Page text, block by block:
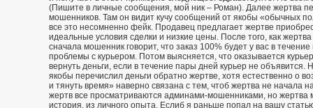
(Пишите в личные сообщения, мой ник – Роман). Далее жертва
мошенников. Там он видит кучу сообщений от якобы «обычных
все это несомненно фейк. Продавец предлагает жертве
идеальные условия сделки и низкие цены. После того, как
сначала мошенник говорит, что заказ 100% будет у вас в
проблемы с курьером. Потом выясняется, что оказывается
вернуть деньги, если в течение пары дней курьер не
якобы перечислил деньги обратно жертве, хотя естественно о
и тянуть время» наверно связана с тем, чтоб жертва не начала
жертв все просматриваются админами-мошенниками, но жертва
история, из личного опыта. Еслиб я раньше попал на вашу